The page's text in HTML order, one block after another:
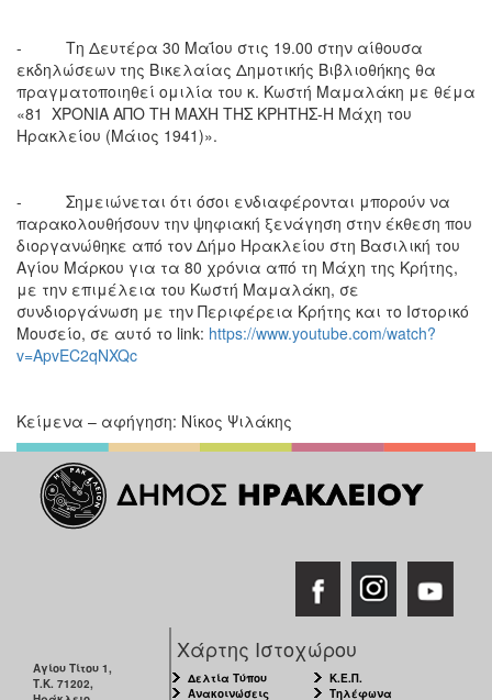
- Τη Δευτέρα 30 Μαΐου στις 19.00 στην αίθουσα
εκδηλώσεων της Βικελαίας Δημοτικής Βιβλιοθήκης θα
πραγματοποιηθεί ομιλία του κ. Κωστή Μαμαλάκη με θέμα
«81 ΧΡΟΝΙΑ ΑΠΟ ΤΗ ΜΑΧΗ ΤΗΣ ΚΡΗΤΗΣ-Η Μάχη του
Ηρακλείου (Μάιος 1941)».
- Σημειώνεται ότι όσοι ενδιαφέρονται μπορούν να
παρακολουθήσουν την ψηφιακή ξενάγηση στην έκθεση που
διοργανώθηκε από τον Δήμο Ηρακλείου στη Βασιλική του
Αγίου Μάρκου για τα 80 χρόνια από τη Μάχη της Κρήτης,
με την επιμέλεια του Κωστή Μαμαλάκη, σε
συνδιοργάνωση με την Περιφέρεια Κρήτης και το Ιστορικό
Μουσείο, σε αυτό το link: https://www.youtube.com/watch?
v=ApvEC2qNXQc
Κείμενα – αφήγηση: Νίκος Ψιλάκης
Αγίου Τίτου 1,
Τ.Κ. 71202,
Χάρτης Ιστοχώρου
Δελτία Τύπου
Ανακοινώσεις
Κ.Ε.Π.
Τηλέφωνα